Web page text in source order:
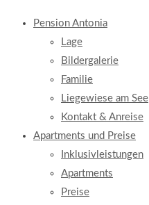
Pension Antonia
Lage
Bildergalerie
Familie
Liegewiese am See
Kontakt & Anreise
Apartments und Preise
Inklusivleistungen
Apartments
Preise